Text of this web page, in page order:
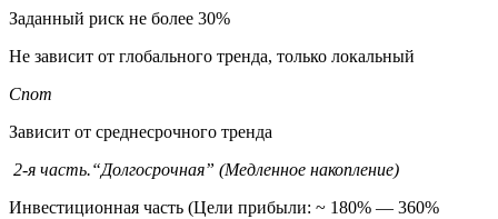
Заданный риск не более 30%
Не зависит от глобального тренда, только локальный
Спот
Зависит от среднесрочного тренда
2-я часть.“Долгосрочная” (Медленное накопление)
Инвестиционная часть (Цели прибыли: ~ 180% — 360%